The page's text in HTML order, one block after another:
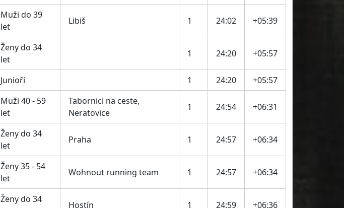
Muži do 39
let
Libiš 1 24:02 +05:39
Ženy do 34
let
1 24:20 +05:57
Junioři 1 24:20 +05:57
Muži 40 - 59
let
Tabornici na ceste,
Neratovice
1 24:54 +06:31
Ženy do 34
let
Praha 1 24:57 +06:34
Ženy 35 - 54
let
Wohnout running team 1 24:57 +06:34
Ženy do 34
Hostín 1 24:59 +06:36